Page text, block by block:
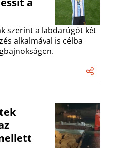
a
szerint a labdarúgót két
alkalmával is célba